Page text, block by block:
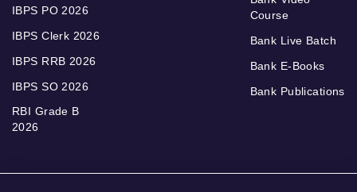
IBPS PO 2026
IBPS Clerk 2026
IBPS RRB 2026
IBPS SO 2026
RBI Grade B
2026
Course
Bank Live Batch
Bank E-Books
Bank Publications